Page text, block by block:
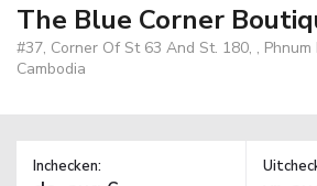
The Blue Corner
#37, Corner Of St 63 And St. 180, , Phnum
Cambodia
Inchecken: